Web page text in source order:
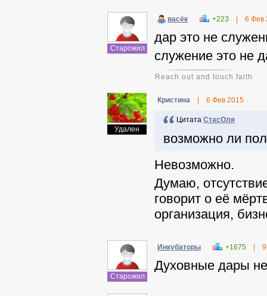
Старожил
васёк +223 6 Фев
дар это не
служение это не
Reach out and touch faith
Удален
Кристина 6 Фев 2015
Цитата СтасОля
возможно ли
Невозможно.
Думаю,
говорит о её
организация,
Старожил
Инкубаторы +1675
Духовные дары